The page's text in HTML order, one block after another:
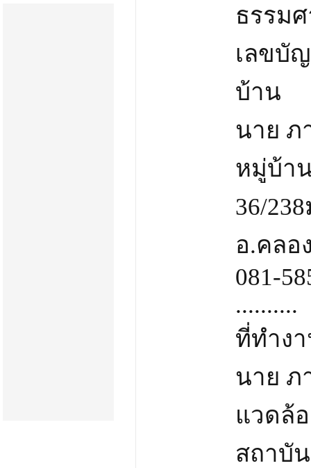
ธรรม
เลขบัญ
บ้าน
นาย
หมู่บ้า
36/
อ.คลอ
081-
..........
ที่ทำง
นาย
แวดล้
สถาบั